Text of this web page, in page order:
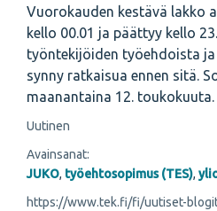
Vuorokauden kestävä lakko
kello 00.01 ja päättyy kello
työntekijöiden työehdoista
synny ratkaisua ennen sitä.
maanantaina 12. toukokuuta.
Uutinen
Avainsanat:
JUKO, työehtosopimus (TES),
https://www.tek.fi/fi/uutiset-